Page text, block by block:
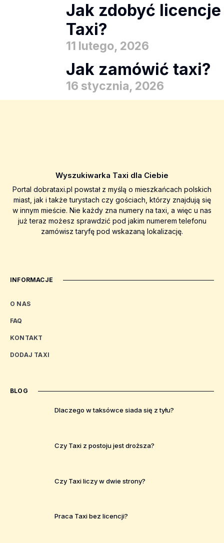
Jak zdobyć licencje
Taxi?
11 lutego, 2026
Jak zamówić taxi?
16 stycznia, 2026
Wyszukiwarka Taxi dla Ciebie
Portal dobrataxi.pl powstał z myślą o mieszkańcach polskich
miast, jak i także turystach czy gościach, którzy znajdują się
w innym mieście. Nie każdy zna numery na taxi, a więc u nas
już teraz możesz sprawdzić pod jakim numerem telefonu
zamówisz taryfę pod wskazaną lokalizację.
INFORMACJE
O NAS
FAQ
KONTAKT
DODAJ TAXI
BLOG
Dlaczego w taksówce siada się z tyłu?
Czy Taxi z postoju jest droższa?
Czy Taxi liczy w dwie strony?
Praca Taxi bez licencji?